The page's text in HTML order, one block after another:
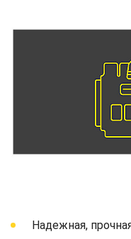
Надежная,